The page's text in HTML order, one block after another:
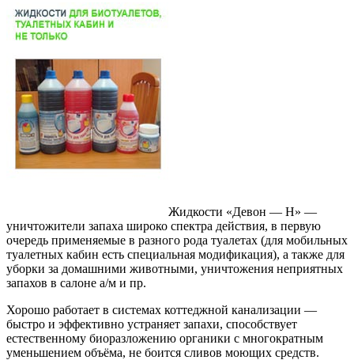
Жидкости «Девон — Н» —
уничтожители запаха широко спектра действия, в первую
очередь применяемые в разного рода туалетах (для мобильных
туалетных кабин есть специальная модификация), а также для
уборки за домашними животными, уничтожения неприятных
запахов в салоне а/м и пр.
Хорошо работает в системах коттеджной канализации —
быстро и эффективно устраняет запахи, способствует
естественному биоразложению органики с многократным
уменьшением объёма, не боится сливов моющих средств.